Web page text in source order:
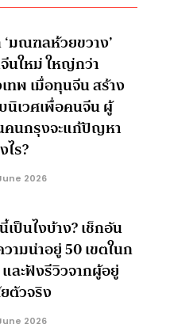
‘มณฑลห้วยขวาง’
นใหม่ ใหญ่กว่า
ทพ เมื่อทุนจีน สร้าง
นิเวศเพื่อคนจีน ผู้
นกรุงจะแก้ปัญหา
ไร?
2026
เป็นไงบ้าง? เช็กอัน
ามน่าอยู่ 50 เขตในก
ละฟังรีวิวจากผู้อยู่
ตัวจริง
2026